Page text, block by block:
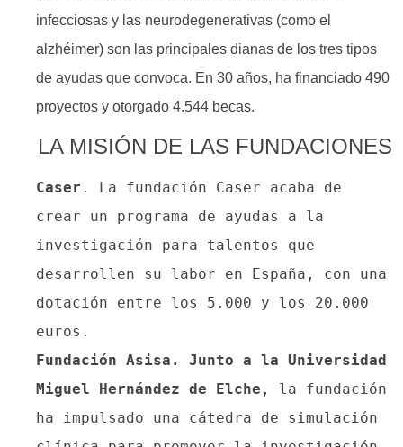
infecciosas y las neurodegenerativas (como el
alzhéimer) son las principales dianas de los tres tipos
de ayudas que convoca. En 30 años, ha financiado 490
proyectos y otorgado 4.544 becas.
LA MISIÓN DE LAS FUNDACIONES
Caser . La fundación Caser acaba de
crear un programa de ayudas a la
investigación para talentos que
desarrollen su labor en España, con una
dotación entre los 5.000 y los 20.000
Fundación Asisa. Junto a la Universidad
Miguel Hernández de Elche , la fundación
ha impulsado una cátedra de simulación